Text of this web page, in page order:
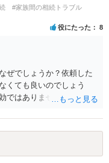
#家族間の相続トラブル
役にたった 8
ぜでしょうか？依頼した
くても良いのでしょう
効ではありませんか？
する弁護士会に相談さ
脳梗塞で倒れたようで
護士の判断で復代理を
なのかという問題もあ